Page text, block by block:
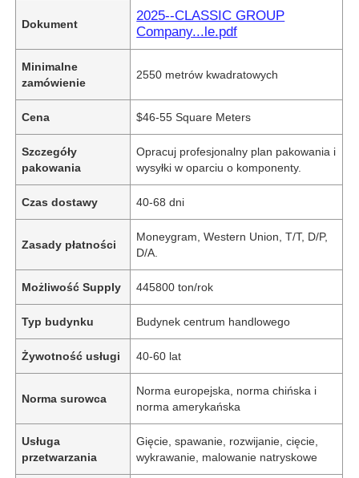
Dokument
2025--CLASSIC GROUP
Company...le.pdf
Minimalne
zamówienie
2550 metrów kwadratowych
Cena $46-55 Square Meters
Szczegóły
pakowania
Opracuj profesjonalny plan pakowania i
wysyłki w oparciu o komponenty.
Czas dostawy 40-68 dni
Zasady płatności
Moneygram, Western Union, T/T, D/P,
D/A.
Możliwość Supply 445800 ton/rok
Typ budynku Budynek centrum handlowego
Żywotność usługi 40-60 lat
Norma surowca
Norma europejska, norma chińska i
norma amerykańska
Usługa
przetwarzania
Gięcie, spawanie, rozwijanie, cięcie,
wykrawanie, malowanie natryskowe